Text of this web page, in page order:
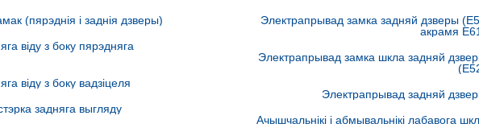
(пярэднія і заднія дзверы)
віду з боку пярэдняга
віду з боку вадзіцеля
задняга выгляду
Электрапрывад замка задняй дзверы
акрамя
Электрапрывад замка шкла задняй
Электрапрывад задняй
Ачышчальнікі і абмывальнікі лабавога